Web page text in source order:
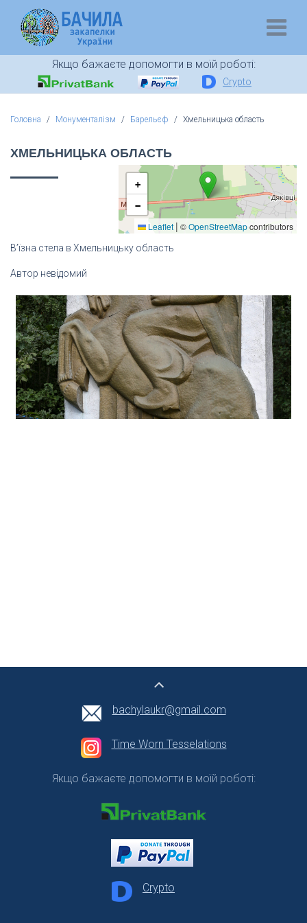
Якщо бажаєте допомогти в моїй роботі:
Crypto
Головна Монументалізм Барельєф Хмельницька область
ХМЕЛЬНИЦЬКА ОБЛАСТЬ
+
−
Leaflet | ©OpenStreetMapcontributors
В’їзна стела в Хмельницьку область
Автор невідомий
bachylaukr@gmail.com
Time Worn Tesselations
Якщо бажаєте допомогти в моїй роботі:
Crypto